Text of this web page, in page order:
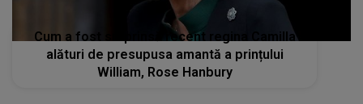
Cum a fost surprinsă recent regina Camilla
alături de presupusa amantă a prințului
William, Rose Hanbury